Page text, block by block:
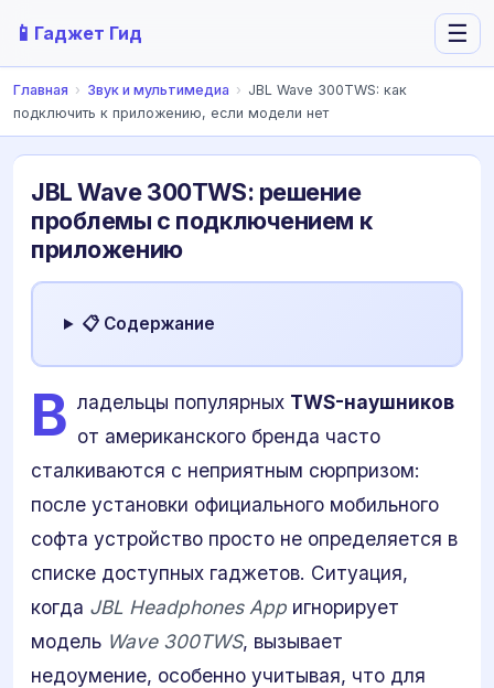
📱 Гаджет Гид ☰
Главная › Звук и мультимедиа › JBL Wave 300TWS: как
подключить к приложению, если модели нет
JBL Wave 300TWS: решение
проблемы с подключением к
приложению
📋 Содержание
В ладельцы популярных TWS-наушников
от американского бренда часто
сталкиваются с неприятным сюрпризом:
после установки официального мобильного
софта устройство просто не определяется в
списке доступных гаджетов. Ситуация,
когда JBL Headphones App игнорирует
модель Wave 300TWS, вызывает
недоумение, особенно учитывая, что для